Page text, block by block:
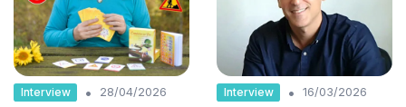
Interview •
28/04/2026
Interview •
16/03/2026